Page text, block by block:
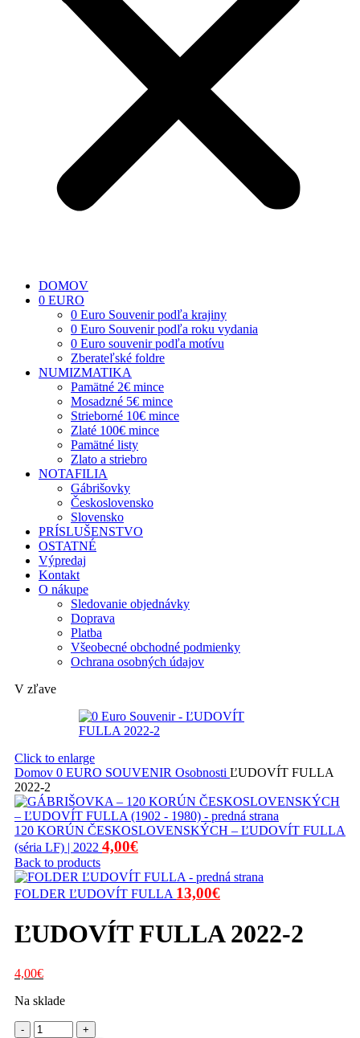
DOMOV
0 EURO
0 Euro Souvenir podľa krajiny
0 Euro Souvenir podľa roku vydania
0 Euro souvenir podľa motívu
Zberateľské foldre
NUMIZMATIKA
Pamätné 2€ mince
Mosadzné 5€ mince
Strieborné 10€ mince
Zlaté 100€ mince
Pamätné listy
Zlato a striebro
NOTAFILIA
Gábrišovky
Československo
Slovensko
PRÍSLUŠENSTVO
OSTATNÉ
Výpredaj
Kontakt
O nákupe
Sledovanie objednávky
Doprava
Platba
Všeobecné obchodné podmienky
Ochrana osobných údajov
V zľave
Click to enlarge
Domov 0 EURO SOUVENIR Osobnosti ĽUDOVÍT FULLA
2022-2
120 KORÚN ČESKOSLOVENSKÝCH – ĽUDOVÍT FULLA
(séria LF) | 2022 Pôvodná
bola:
7,00€.
4,00€Aktuálna
je:
4,00€.
Back to products
FOLDER ĽUDOVÍT FULLA Pôvodná
bola:
25,00€.
13,00€Aktuálna
je:
13,00€.
ĽUDOVÍT FULLA 2022-2
Pôvodná
bola:
4,00€Aktuálna
je:
Na sklade
množstvo